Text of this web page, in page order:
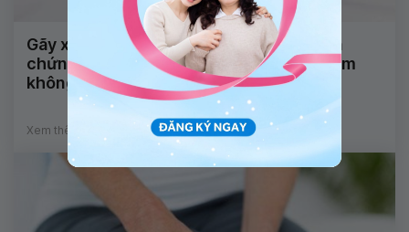
Gãy xương mác bị nhiễm khuẩn gây biến
chứng viêm đường tiết niệu có nguy hiểm
không?
Xem thêm